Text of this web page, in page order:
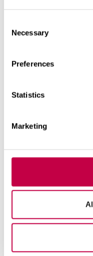
Selection
Necessary
Preferences
Statistics
Marketing
Li­sää
ta nos­ta­vat